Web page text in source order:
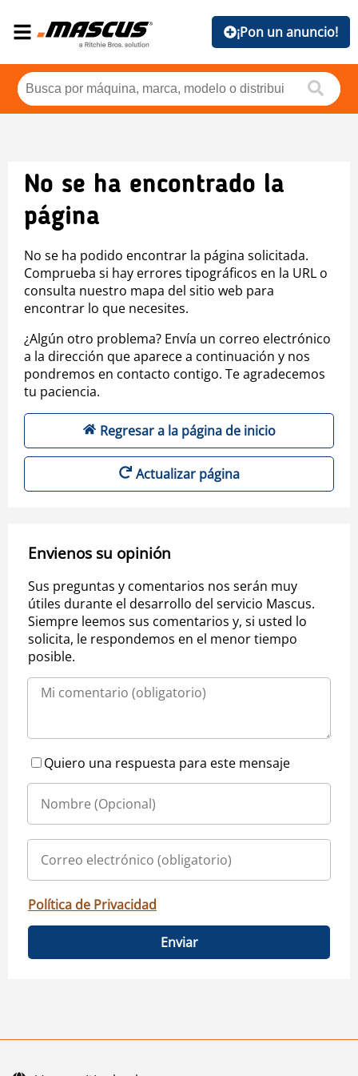
¡Pon un anuncio!
No se ha encontrado la
página
No se ha podido encontrar la página solicitada.
Comprueba si hay errores tipográficos en la URL o
consulta nuestro mapa del sitio web para
encontrar lo que necesites.
¿Algún otro problema? Envía un correo electrónico
a la dirección que aparece a continuación y nos
pondremos en contacto contigo. Te agradecemos
tu paciencia.
Regresar a la página de inicio
Actualizar página
Envienos su opinión
Sus preguntas y comentarios nos serán muy
útiles durante el desarrollo del servicio Mascus.
Siempre leemos sus comentarios y, si usted lo
solicita, le respondemos en el menor tiempo
posible.
Quiero una respuesta para este mensaje
Política de Privacidad
Enviar